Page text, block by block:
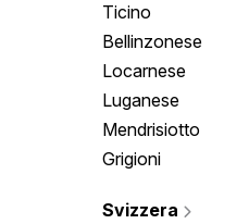
Ticino
Bellinzonese
Locarnese
Luganese
Mendrisiotto
Grigioni
Svizzera